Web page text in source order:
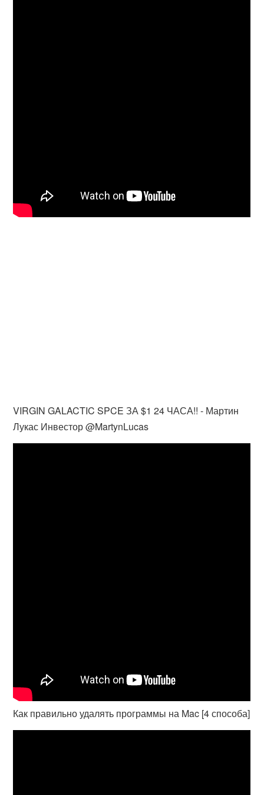
VIRGIN GALACTIC SPCE ЗА $1 24 ЧАСА!! - Мартин
Лукас Инвестор @MartynLucas
Как правильно удалять программы на Mac [4 способа]